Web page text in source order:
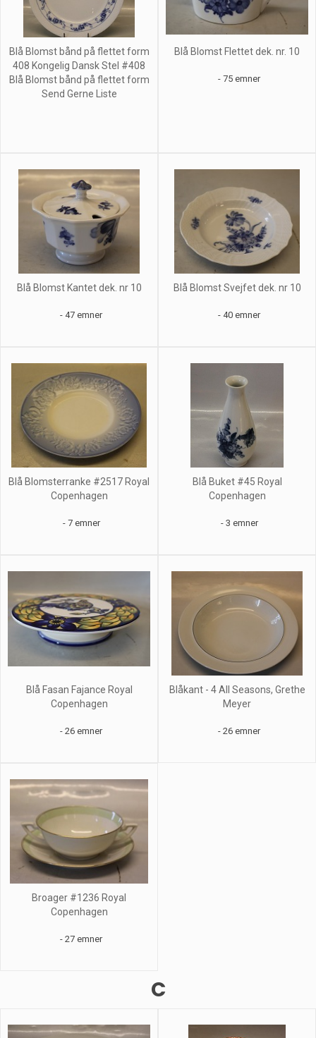
Blå Blomst bånd på flettet form
408 Kongelig Dansk Stel #408
Blå Blomst bånd på flettet form
Send Gerne Liste
Blå Blomst Flettet dek. nr. 10
- 75 emner
Blå Blomst Kantet dek. nr 10
- 47 emner
Blå Blomst Svejfet dek. nr 10
- 40 emner
Blå Blomsterranke #2517 Royal
Copenhagen
- 7 emner
Blå Buket #45 Royal
Copenhagen
- 3 emner
Blå Fasan Fajance Royal
Copenhagen
- 26 emner
Blåkant - 4 All Seasons, Grethe
Meyer
- 26 emner
Broager #1236 Royal
Copenhagen
- 27 emner
C